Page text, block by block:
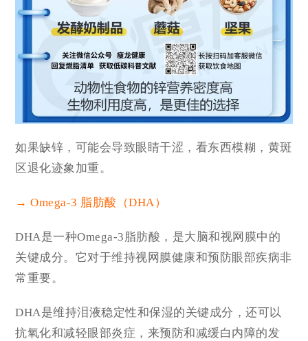
如果缺锌，可能会导致眼睛干涩，看东西模糊，黄斑
区退化迹象加重。
→ Omega-3 脂肪酸（DHA）
DHA是一种Omega-3脂肪酸，是大脑和视网膜中的
关键成分。它对于维持视网膜健康和预防眼部疾病非
常重要。
DHA是维持泪液稳定性和保湿的关键成分，还可以
抗氧化和减轻眼部炎症，来预防和减缓白内障的发